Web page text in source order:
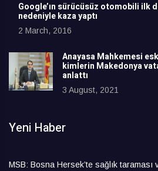
Google’ın sürücüsüz otomobili ilk
nedeniyle kaza yaptı
2 March, 2016
Anayasa Mahkemesi
kimlerin Makedonya
anlattı
3 August, 2021
Yeni Haber
MSB: Bosna Hersek’te sağlık taraması